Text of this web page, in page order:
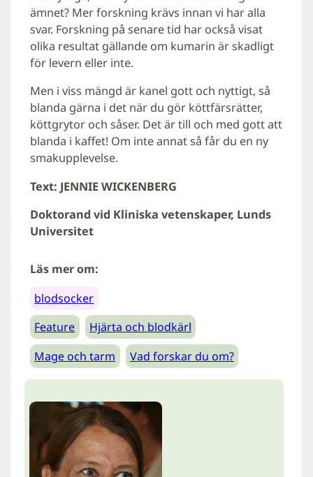
ämnet? Mer forskning krävs innan vi har alla
svar. Forskning på senare tid har också visat
olika resultat gällande om kumarin är skadligt
för levern eller inte.
Men i viss mängd är kanel gott och nyttigt, så
blanda gärna i det när du gör köttfärsrätter,
köttgrytor och såser. Det är till och med gott att
blanda i kaffet! Om inte annat så får du en ny
smakupplevelse.
Text: JENNIE WICKENBERG
Doktorand vid Kliniska vetenskaper, Lunds
Universitet
Läs mer om:
blodsocker
Feature
Hjärta och blodkärl
Mage och tarm
Vad forskar du om?